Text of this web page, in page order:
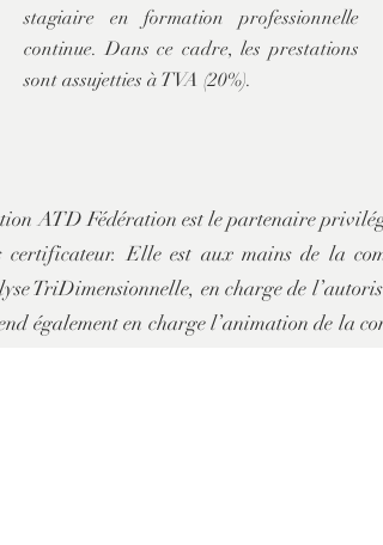
stagiaire en formation professionnelle
continue. Dans ce cadre, les prestations
sont assujetties à TVA (20%).
ATD Fédération est le partenaire
certificateur. Elle est aux mains de la
TriDimensionnelle, en charge de
également en charge l’animation de la